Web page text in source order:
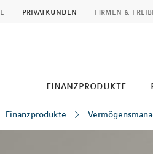
privatkunden firmen &
finanzprodukte
Finanzprodukte